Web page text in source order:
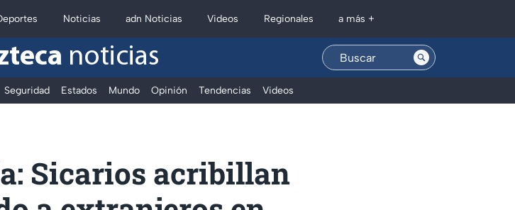
Noticias adn Noticias Videos Regionales a más +
noticias
Seguridad Estados Mundo Opinión Tendencias Videos
Sicarios acribillan